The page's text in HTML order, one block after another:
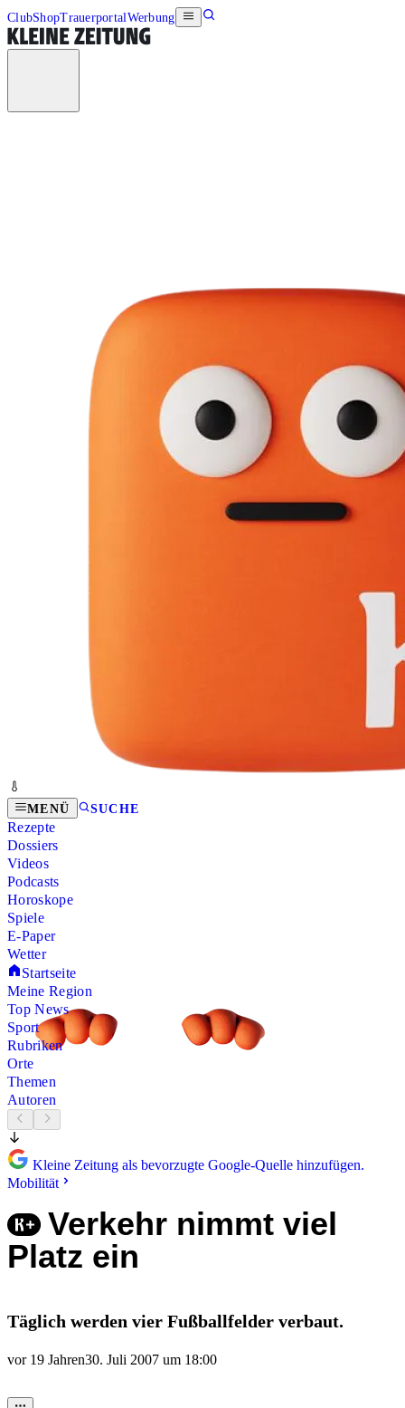
ClubShopTrauerportalWerbung
MENÜ SUCHE
Rezepte
Dossiers
Videos
Podcasts
Horoskope
Spiele
E-Paper
Wetter
Startseite
Meine Region
Top News
Sport
Rubriken
Orte
Themen
Autoren
Kleine Zeitung als bevorzugte Google-Quelle hinzufügen.
Mobilität
Verkehr nimmt viel
Platz ein
Täglich werden vier Fußballfelder verbaut.
vor 19 Jahren30. Juli 2007 um 18:00